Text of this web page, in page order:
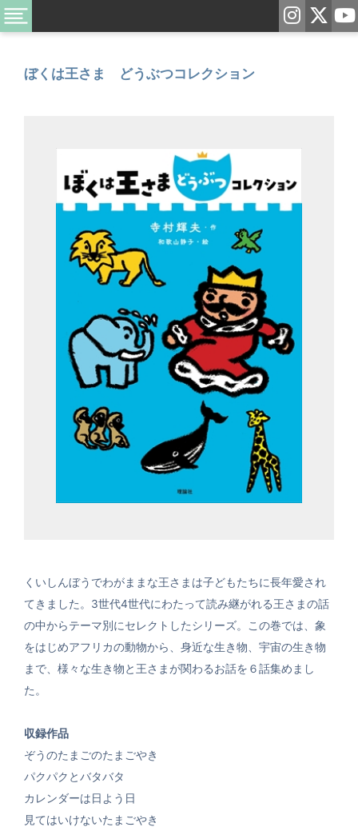
ぼくは王さま どうぶつコレクション
くいしんぼうでわがままな王さまは子どもたちに長年愛され
てきました。3世代4世代にわたって読み継がれる王さまの話
の中からテーマ別にセレクトしたシリーズ。この巻では、象
をはじめアフリカの動物から、身近な生き物、宇宙の生き物
まで、様々な生き物と王さまが関わるお話を６話集めまし
た。
収録作品
ぞうのたまごのたまごやき
パクパクとバタバタ
カレンダーは日よう日
見てはいけないたまごやき